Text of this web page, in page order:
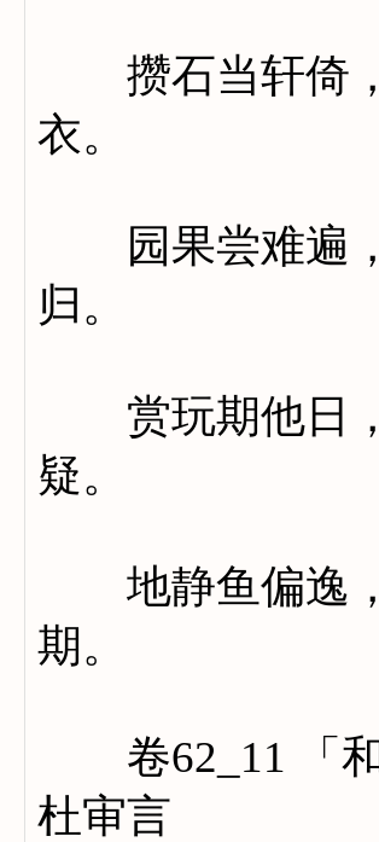
攒石当轩倚，
衣。
园果尝难遍，
归。
赏玩期他日，
疑。
地静鱼偏逸，
期。
卷62_11 「和
杜审言